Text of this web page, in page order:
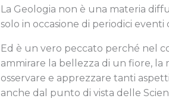
La Geologia non è una materia
solo in occasione di periodici eventi
Ed è un vero peccato perché nel
ammirare la bellezza di un fiore, la
osservare e apprezzare tanti
anche dal punto di vista delle